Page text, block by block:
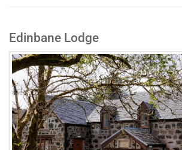
Edinbane Lodge